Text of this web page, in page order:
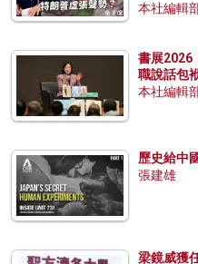
本社編輯
書展2026
職說話包
本社編輯
歷史給中
張建雄
梁鏡威獲